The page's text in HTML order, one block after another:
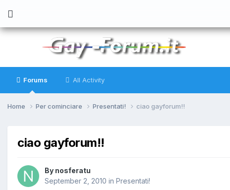
Forums All Activity
Home Per cominciare Presentati! ciao gayforum!!
ciao gayforum!!
By nosferatu
September 2, 2010 in Presentati!